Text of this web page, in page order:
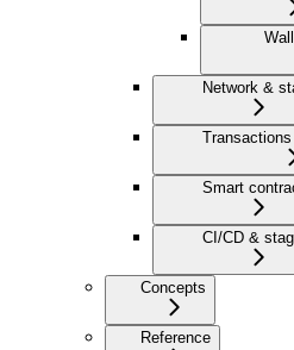
Network &
Smart
CI/CD &
Concepts
Reference